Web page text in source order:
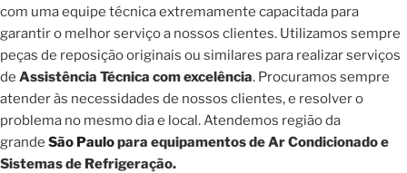
com uma equipe técnica extremamente capacitada para
garantir o melhor serviço a nossos clientes. Utilizamos sempre
peças de reposição originais ou similares para realizar serviços
de Assistência Técnica com excelência. Procuramos sempre
atender às necessidades de nossos clientes, e resolver o
problema no mesmo dia e local. Atendemos região da
grande São Paulopara equipamentos de Ar Condicionado e
Sistemas de Refrigeração.